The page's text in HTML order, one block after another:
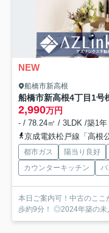
NEW
船橋市新高根
船橋市新高根4丁目1号
2,990万円
- / 78.24㎡ / 3LDK /築1年
京成電鉄松戸線「高根
都市ガス 陽当り良好
カウンターキッチン
バ
本日ご案内可！中古のこ